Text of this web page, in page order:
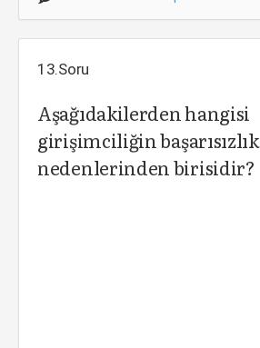
13.Soru
Aşağıdakilerden hangisi
girişimciliğin başarısızlık
nedenlerinden birisidir?